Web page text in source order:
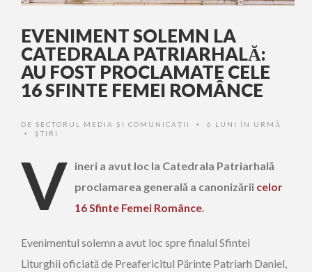
EVENIMENT SOLEMN LA
CATEDRALA PATRIARHALĂ:
AU FOST PROCLAMATE CELE
16 SFINTE FEMEI ROMÂNCE
DE SECTORUL MEDIA ȘI COMUNICAȚII • 6 LUNI ÎN URMĂ
• ŞTIRI
V ineri a avut loc la Catedrala Patriarhală
proclamarea generală a canonizării celor
16 Sfinte Femei Românce.
Evenimentul solemn a avut loc spre finalul Sfintei
Liturghii oficiată de Preafericitul Părinte Patriarh Daniel,